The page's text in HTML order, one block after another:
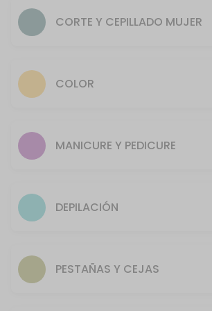
50 min · COP2.0
Depilaci&oacute;n rostro
Manicure + Pedicure
Barba
40 min · COP32000.0
Estimado cliente, por normatividad de
80 min · COP3.0
CORTE Y CEPILLADO MUJER
COLOR
MANICURE Y PEDICURE
DEPILACIÓN
PESTAÑAS Y CEJAS